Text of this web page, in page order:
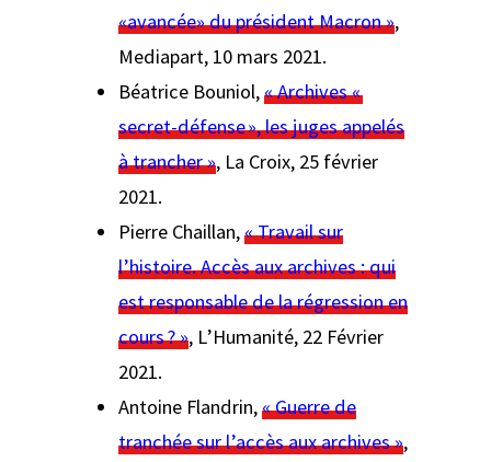
«avancée» du président Macron »,
Mediapart, 10 mars 2021.
Béatrice Bouniol,« Archives «
secret-défense », les juges appelés
à trancher », La Croix, 25 février
2021.
Pierre Chaillan,« Travail sur
l’histoire. Accès aux archives : qui
est responsable de la régression en
cours ? », L’Humanité, 22 Février
2021.
Antoine Flandrin,« Guerre de
tranchée sur l’accès aux archives »,